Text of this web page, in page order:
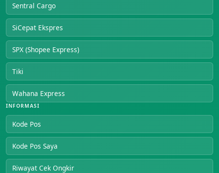
Sentral Cargo
SiCepat Ekspres
SPX (Shopee Express)
Tiki
Wahana Express
INFORMASI
Kode Pos
Kode Pos Saya
Riwayat Cek Ongkir